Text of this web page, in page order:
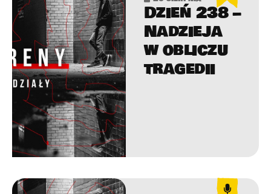
Dzień 238 –
Nadzieja
w obliczu
tragedii